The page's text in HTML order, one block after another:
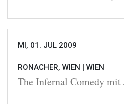
MI, 01. JUL 2009
RONACHER, WIEN | WIEN
The Infernal Comedy